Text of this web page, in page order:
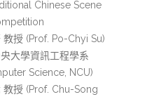
Chinese Scene
授 (Prof. Po-Chyi Su)
大學資訊工程學系
Science, NCU)
授 (Prof. Chu-Song